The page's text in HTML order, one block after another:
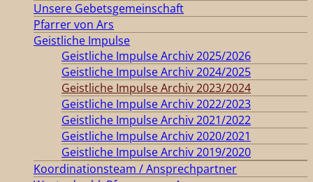
Unsere Gebetsgemeinschaft
Pfarrer von Ars
Geistliche Impulse
Geistliche Impulse Archiv 2025/2026
Geistliche Impulse Archiv 2024/2025
Geistliche Impulse Archiv 2023/2024
Geistliche Impulse Archiv 2022/2023
Geistliche Impulse Archiv 2021/2022
Geistliche Impulse Archiv 2020/2021
Geistliche Impulse Archiv 2019/2020
Koordinationsteam / Ansprechpartner